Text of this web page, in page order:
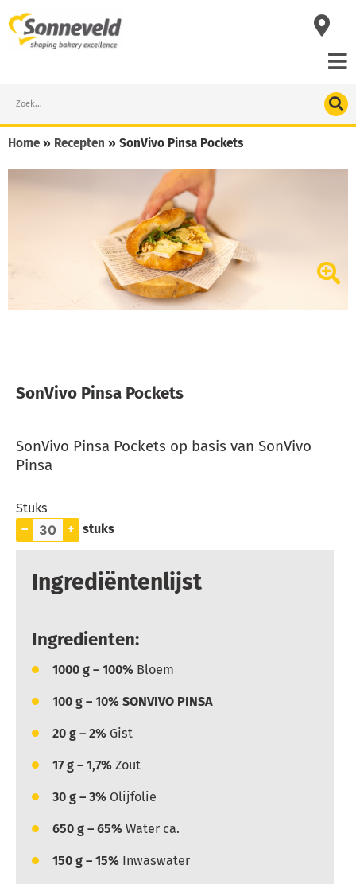
to
content
Search
Home » Recepten » SonVivo Pinsa Pockets
SonVivo Pinsa Pockets
SonVivo Pinsa Pockets op basis van SonVivo
Pinsa
Stuks
–
+ stuks
Ingrediëntenlijst
Ingredienten:
1000 g – 100% Bloem
100 g – 10% SONVIVO PINSA
20 g – 2% Gist
17 g – 1,7% Zout
30 g – 3% Olijfolie
650 g – 65% Water ca.
150 g – 15% Inwaswater